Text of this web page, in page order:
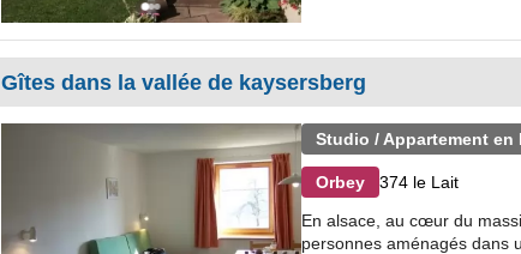
Gîtes dans la vallée de kaysersberg
Studio / Appartement en
Orbey 374 le Lait
En alsace, au cœur du
personnes aménagés dans